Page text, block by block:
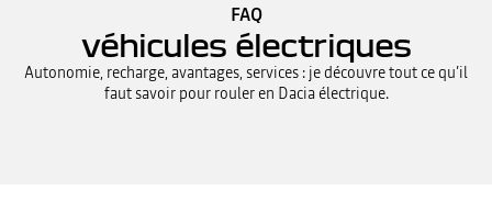
FAQ
véhicules électriques
Autonomie, recharge, avantages, services : je découvre tout ce qu’il
faut savoir pour rouler en Dacia électrique.